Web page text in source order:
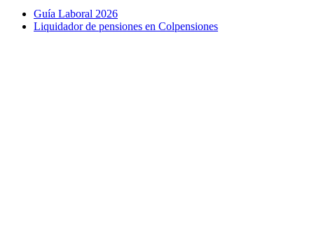
Guía Laboral 2026
Liquidador de pensiones en Colpensiones